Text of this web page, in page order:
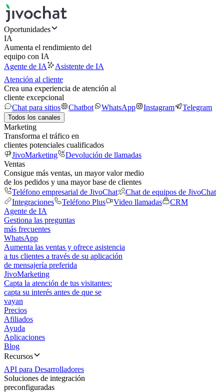
Oportunidades
IA
Aumenta el rendimiento del
equipo con IA
Agente de IA
Asistente de IA
Atención al cliente
Crea una experiencia de atención al
cliente excepcional
Chat para sitios
Chatbot WhatsApp Instagram Telegram
Todos los canales
Marketing
Transforma el tráfico en
clientes potenciales cualificados
JivoMarketing
Devolución de llamadas
Ventas
Consigue más ventas, un mayor valor medio
de los pedidos y una mayor base de clientes
Teléfono empresarial de JivoChat
Chat de equipos de JivoChat
Integraciones
Teléfono Plus Video llamadas
CRM
Agente de IA
Gestiona las preguntas
más frecuentes
WhatsApp
Aumenta las ventas y ofrece asistencia
a tus clientes a través de su aplicación
de mensajería preferida
JivoMarketing
Capta la atención de tus visitantes:
capta su interés antes de que se
vayan
Precios
Afiliados
Ayuda
Aplicaciones
Blog
Recursos
API para Desarrolladores
Soluciones de integración
preconfiguradas